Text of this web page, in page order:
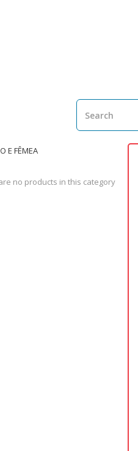
E FÊMEA
no products in this category